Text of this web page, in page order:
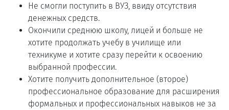
Не смогли поступить в ВУЗ, ввиду отсутствия
денежных средств.
Окончили среднюю школу, лицей и больше не
хотите продолжать учебу в училище или
техникуме и хотите сразу перейти к освоению
выбранной профессии.
Хотите получить дополнительное (второе)
профессиональное образование для расширения
формальных и профессиональных навыков не за